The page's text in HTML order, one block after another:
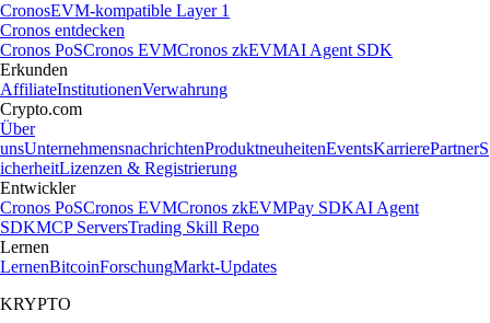
CronosEVM-kompatible Layer 1
Cronos entdecken
Cronos PoSCronos EVMCronos zkEVMAI Agent SDK
Erkunden
AffiliateInstitutionenVerwahrung
Crypto.com
Über
unsUnternehmensnachrichtenProduktneuheitenEventsKarrierePartnerS
icherheitLizenzen & Registrierung
Entwickler
Cronos PoSCronos EVMCronos zkEVMPay SDKAI Agent
SDKMCP ServersTrading Skill Repo
Lernen
LernenBitcoinForschungMarkt-Updates
KRYPTO